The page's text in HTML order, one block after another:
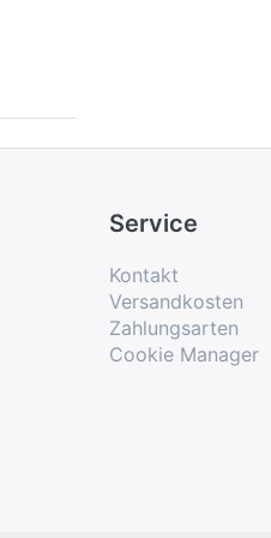
Service
Kontakt
Versandkosten
Zahlungsarten
Cookie Manager